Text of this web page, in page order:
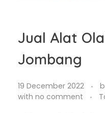
Jual Alat
Jombang
19 December 2022
with no comment